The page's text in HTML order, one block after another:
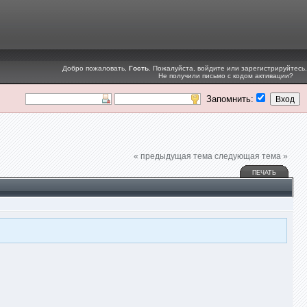
Добро пожаловать, Гость . Пожалуйста, войдите или зарегистрируйтесь
Не получили письмо с кодом активации?
Запомнить:
« предыдущая тема следующая тема »
ПЕЧАТЬ